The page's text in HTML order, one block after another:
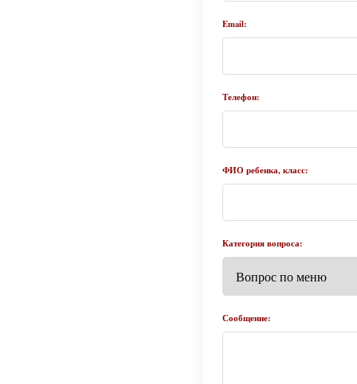
Email:
Телефон:
ФИО ребенка, класс:
Категория вопроса:
Сообщение: